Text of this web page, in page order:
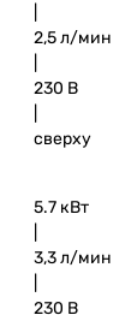
2,5 л/мин
230 В
сверху
5.7 кВт
3,3 л/мин
230 В